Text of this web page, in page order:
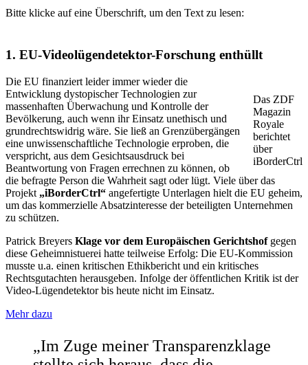
Bitte klicke auf eine Überschrift, um den Text zu lesen:
1. EU-Videolügendetektor-Forschung enthüllt
Das ZDF
Magazin
Royale
berichtet
über
iBorderCtrl
Die EU finanziert leider immer wieder die
Entwicklung dystopischer Technologien zur
massenhaften Überwachung und Kontrolle der
Bevölkerung, auch wenn ihr Einsatz unethisch und
grundrechtswidrig wäre. Sie ließ an Grenzübergängen
eine unwissenschaftliche Technologie erproben, die
verspricht, aus dem Gesichtsausdruck bei
Beantwortung von Fragen errechnen zu können, ob
die befragte Person die Wahrheit sagt oder lügt. Viele über das
Projekt „iBorderCtrl“ angefertigte Unterlagen hielt die EU geheim,
um das kommerzielle Absatzinteresse der beteiligten Unternehmen
zu schützen.
Patrick Breyers Klage vor dem Europäischen Gerichtshofgegen
diese Geheimnistuerei hatte teilweise Erfolg: Die EU-Kommission
musste u.a. einen kritischen Ethikbericht und ein kritisches
Rechtsgutachten herausgeben. Infolge der öffentlichen Kritik ist der
Video-Lügendetektor bis heute nicht im Einsatz.
Mehr dazu
„Im Zuge meiner Transparenzklage